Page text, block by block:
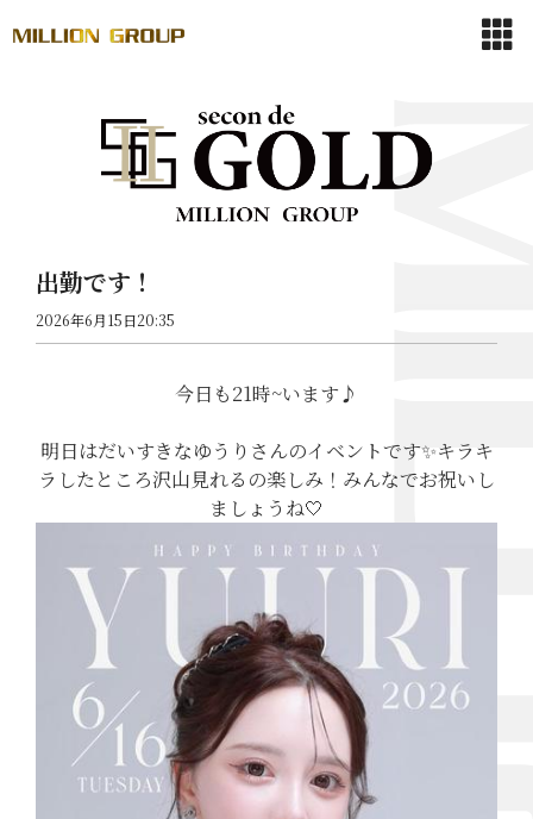
出勤です！
2026年6月15日20:35
今日も21時~います♪
明日はだいすきなゆうりさんのイベントです✨キラキ
ラしたところ沢山見れるの楽しみ！みんなでお祝いし
ましょうね🤍